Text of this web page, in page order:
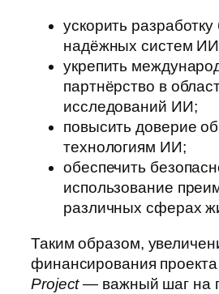
ускорить
надёжных систем
укрепить
партнёрство в
исследований ИИ;
повысить доверие
технологиям ИИ;
обеспечить
использование
различных сферах
Таким образом,
финансирования проекта
Project— важный шаг на